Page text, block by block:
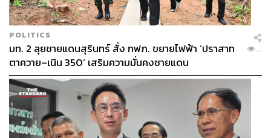
POLITICS
มท. 2 ลุยชายแดนสุรินทร์ สั่ง กฟภ. ขยายไฟฟ้า ‘ปราสาท
ตาควาย–เนิน 350’ เสริมความมั่นคงชายแดน
...